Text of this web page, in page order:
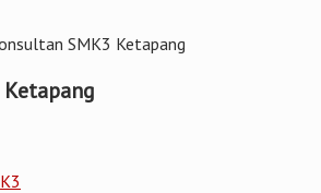
SMK3 Ketapang
K3